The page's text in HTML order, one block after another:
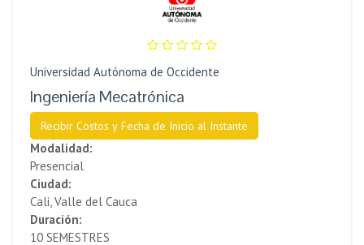
Universidad Autónoma de Occidente
Ingeniería Mecatrónica
Recibir Costos y Fecha de Inicio al Instante
Modalidad:
Presencial
Ciudad:
Cali, Valle del Cauca
Duración:
10 SEMESTRES